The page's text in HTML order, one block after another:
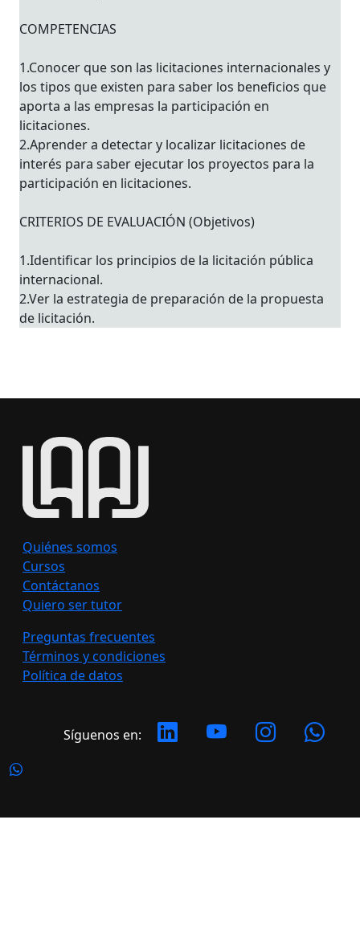
COMPETENCIAS
1.Conocer que son las licitaciones internacionales y
los tipos que existen para saber los beneficios que
aporta a las empresas la participación en
licitaciones.
2.Aprender a detectar y localizar licitaciones de
interés para saber ejecutar los proyectos para la
participación en licitaciones.
CRITERIOS DE EVALUACIÓN (Objetivos)
1.Identificar los principios de la licitación pública
internacional.
2.Ver la estrategia de preparación de la propuesta
de licitación.
Quiénes somos
Cursos
Contáctanos
Quiero ser tutor
Preguntas frecuentes
Términos y condiciones
Política de datos
Síguenos en: